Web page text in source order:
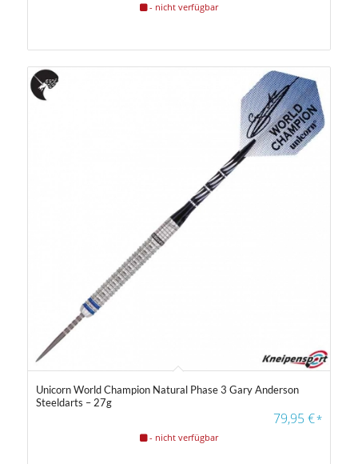
- nicht verfügbar
Unicorn World Champion Natural Phase 3 Gary Anderson
Steeldarts – 27g
79,95€*
- nicht verfügbar